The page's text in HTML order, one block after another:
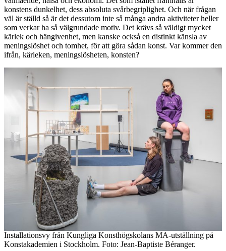
konstens dunkelhet, dess absoluta svårbegriplighet. Och när frågan
väl är ställd så är det dessutom inte så många andra aktiviteter heller
som verkar ha så välgrundade motiv. Det krävs så väldigt mycket
kärlek och hängivenhet, men kanske också en distinkt känsla av
meningslöshet och tomhet, för att göra sådan konst. Var kommer den
ifrån, kärleken, meningslösheten, konsten?
Installationsvy från Kungliga Konsthögskolans MA-utställning på
Konstakademien i Stockholm. Foto: Jean-Baptiste Béranger.